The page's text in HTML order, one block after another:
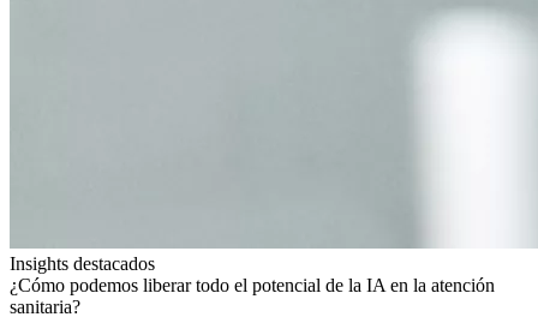
Insights destacados
¿Cómo podemos liberar todo el potencial de la IA en la atención
sanitaria?​